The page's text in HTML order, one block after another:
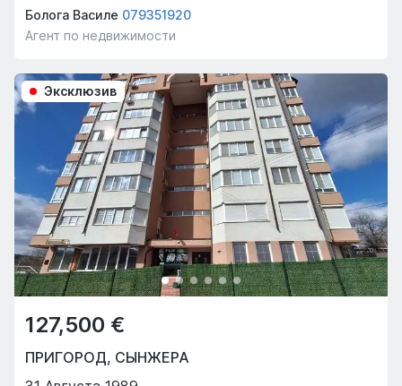
Болога Василе 079351920
Агент по недвижимости
Эксклюзив
127,500 €
ПРИГОРОД, СЫНЖЕРА